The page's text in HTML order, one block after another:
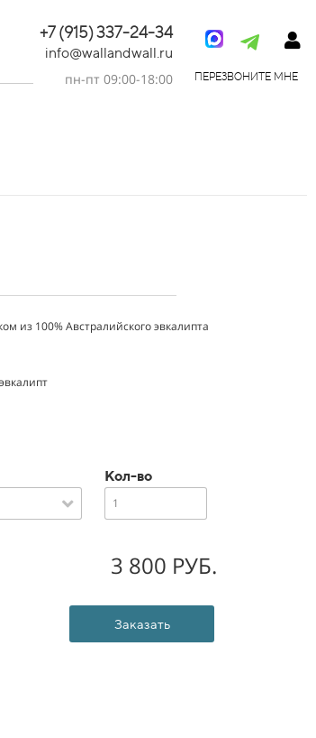
+7 (915) 337-24-34
info@wallandwall.ru
пн-пт 09:00-18:00
ПЕРЕЗВОНИТЕ МНЕ
из 100% Австралийского эвкалипта
Кол-во
3 800 РУБ.
Заказать